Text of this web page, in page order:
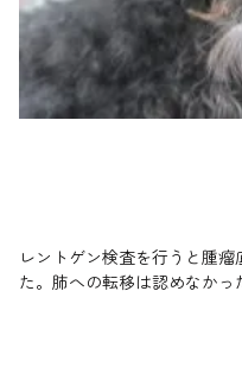
レントゲン検査を行うと腫
た。肺への転移は認めなかっ